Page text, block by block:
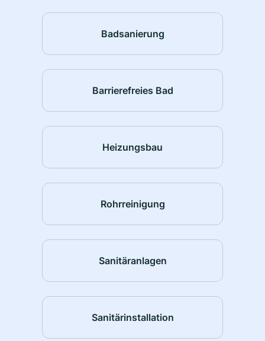
Badsanierung
Barrierefreies Bad
Heizungsbau
Rohrreinigung
Sanitäranlagen
Sanitärinstallation